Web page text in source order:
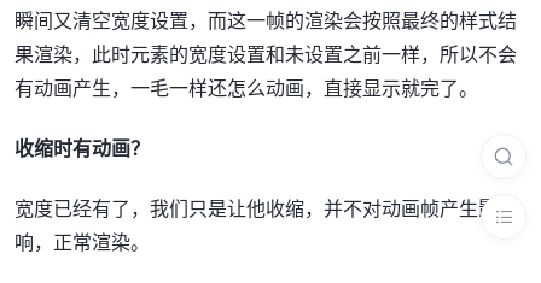
瞬间又清空宽度设置，而这一帧的渲染会按照最终的样式结
果渲染，此时元素的宽度设置和未设置之前一样，所以不会
有动画产生，一毛一样还怎么动画，直接显示就完了。
收缩时有动画？
宽度已经有了，我们只是让他收缩，并不对动画帧产生影
响，正常渲染。